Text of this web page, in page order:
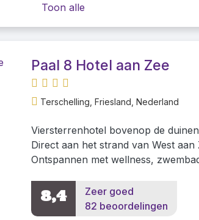
Toon alle
Paal 8 Hotel aan Zee
Terschelling, Friesland, Nederland
Viersterrenhotel bovenop de
Direct aan het strand van West aan
Ontspannen met wellness,
8,4
Zeer goed
82 beoordelingen